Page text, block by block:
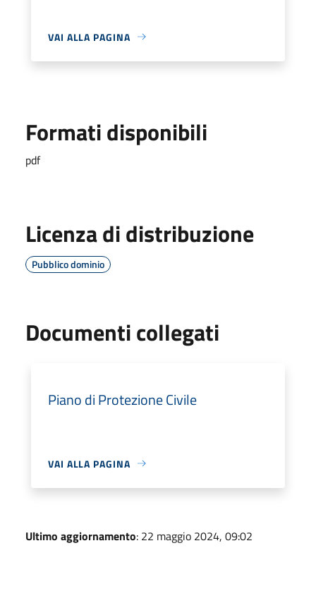
VAI ALLA PAGINA
Formati disponibili
pdf
Licenza di distribuzione
Pubblico dominio
Documenti collegati
Piano di Protezione Civile
VAI ALLA PAGINA
Ultimo aggiornamento: 22 maggio 2024, 09:02